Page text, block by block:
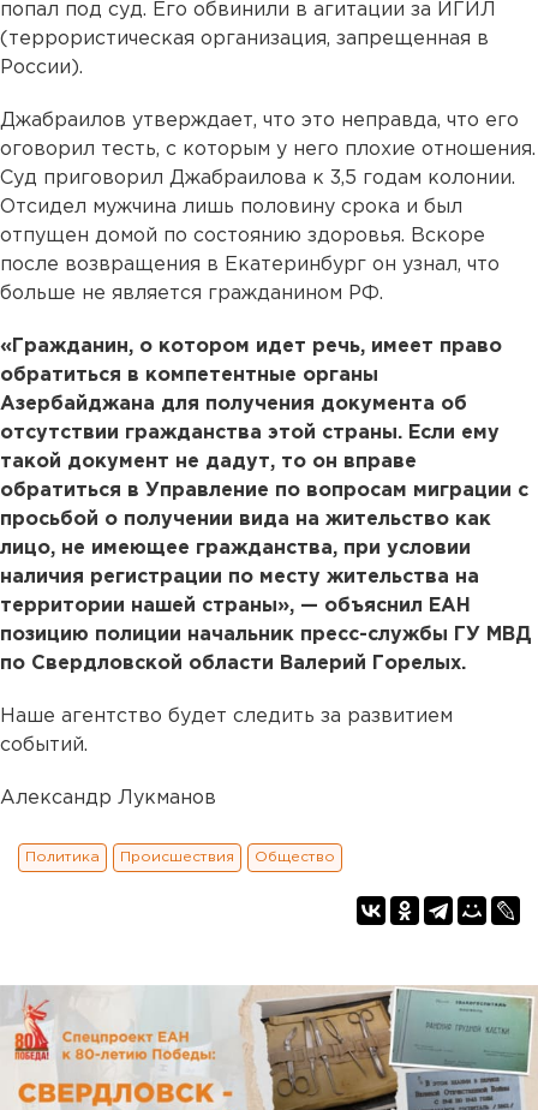
попал под суд. Его обвинили в агитации за ИГИЛ
(террористическая организация, запрещенная в
России).
Джабраилов утверждает, что это неправда, что его
оговорил тесть, с которым у него плохие отношения.
Суд приговорил Джабраилова к 3,5 годам колонии.
Отсидел мужчина лишь половину срока и был
отпущен домой по состоянию здоровья. Вскоре
после возвращения в Екатеринбург он узнал, что
больше не является гражданином РФ.
«Гражданин, о котором идет речь, имеет право
обратиться в компетентные органы
Азербайджана для получения документа об
отсутствии гражданства этой страны. Если ему
такой документ не дадут, то он вправе
обратиться в Управление по вопросам миграции с
просьбой о получении вида на жительство как
лицо, не имеющее гражданства, при условии
наличия регистрации по месту жительства на
территории нашей страны», — объяснил ЕАН
позицию полиции начальник пресс-службы ГУ МВД
по Свердловской области Валерий Горелых.
Наше агентство будет следить за развитием
событий.
Александр Лукманов
Политика Происшествия Общество